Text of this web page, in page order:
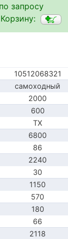
запросу
10512068321
самоходный
2000
600
TX
6800
86
2240
30
1150
570
180
66
2118